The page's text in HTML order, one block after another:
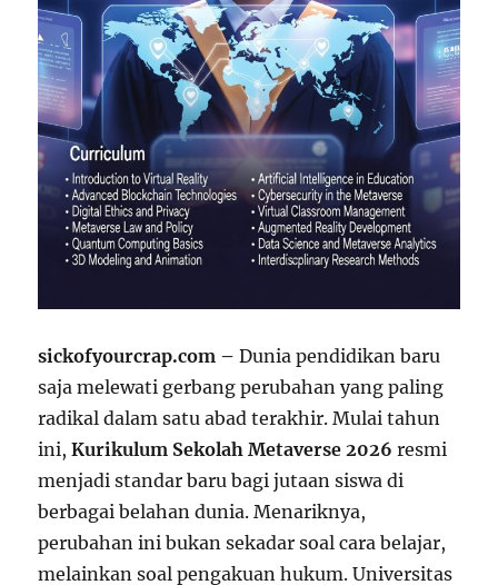
sickofyourcrap.com –Dunia pendidikan baru
saja melewati gerbang perubahan yang paling
radikal dalam satu abad terakhir. Mulai tahun
ini,Kurikulum Sekolah Metaverse 2026 resmi
menjadi standar baru bagi jutaan siswa di
berbagai belahan dunia. Menariknya,
perubahan ini bukan sekadar soal cara belajar,
melainkan soal pengakuan hukum. Universitas